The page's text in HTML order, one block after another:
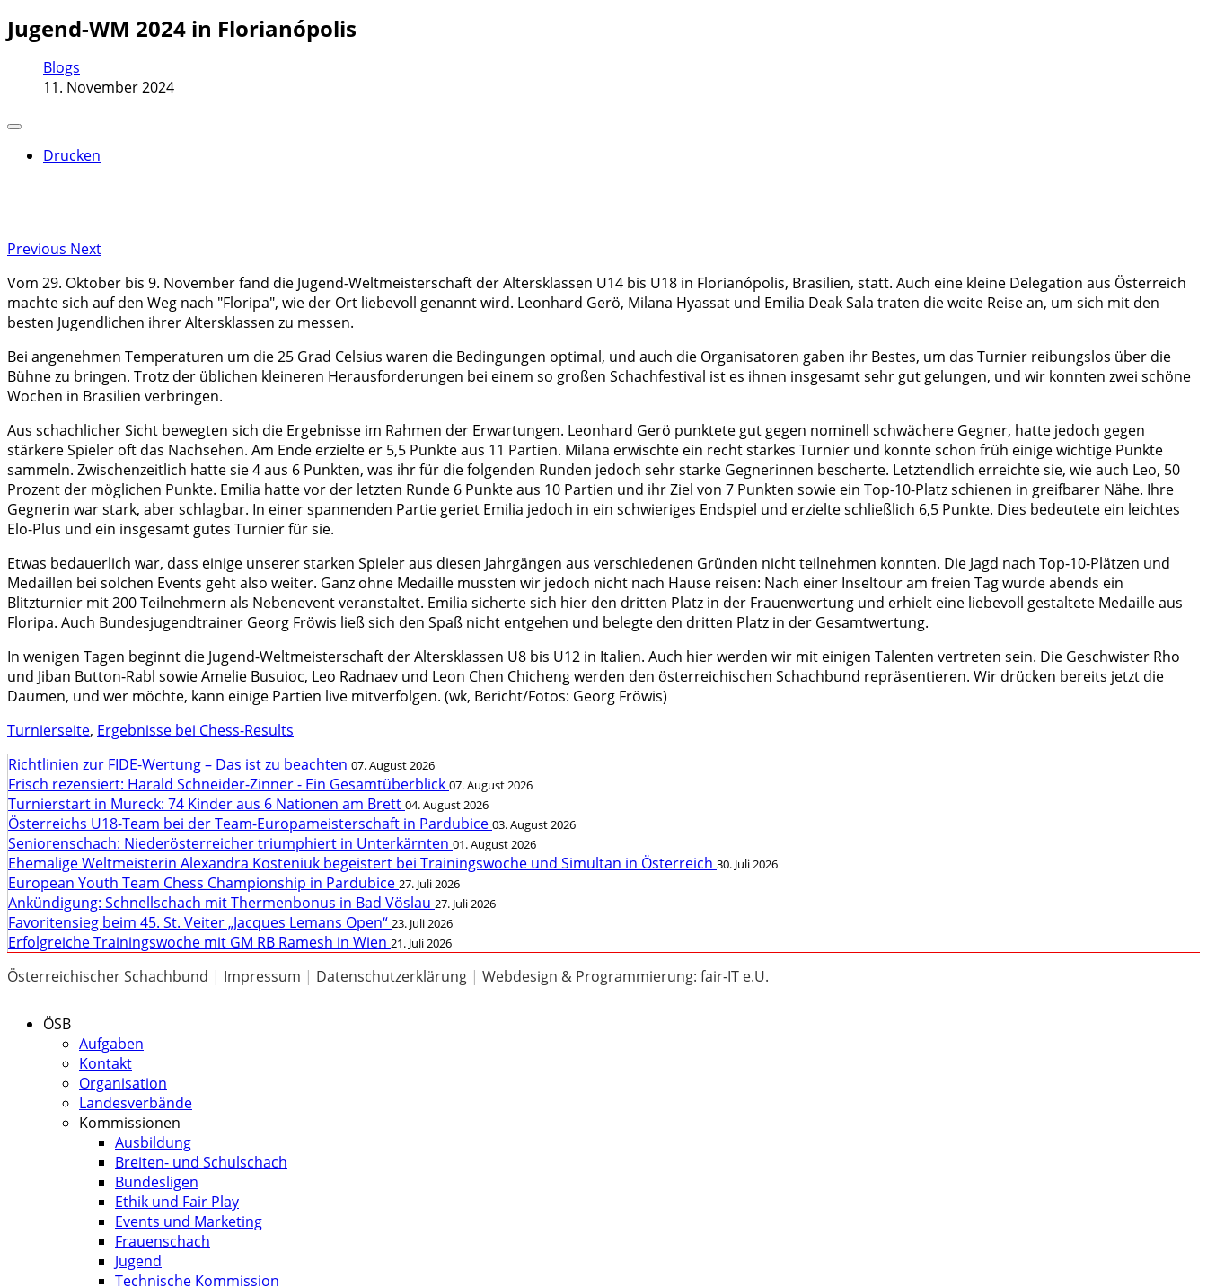
Jugend-WM 2024 in Florianópolis
Blogs
11. November 2024
Drucken
Previous Next
Vom 29. Oktober bis 9. November fand die Jugend-Weltmeisterschaft der Altersklassen U14 bis U18 in Florianópolis, Brasilien, statt. Auch eine kleine Delegation aus Österreich
machte sich auf den Weg nach "Floripa", wie der Ort liebevoll genannt wird. Leonhard Gerö, Milana Hyassat und Emilia Deak Sala traten die weite Reise an, um sich mit den
besten Jugendlichen ihrer Altersklassen zu messen.
Bei angenehmen Temperaturen um die 25 Grad Celsius waren die Bedingungen optimal, und auch die Organisatoren gaben ihr Bestes, um das Turnier reibungslos über die
Bühne zu bringen. Trotz der üblichen kleineren Herausforderungen bei einem so großen Schachfestival ist es ihnen insgesamt sehr gut gelungen, und wir konnten zwei schöne
Wochen in Brasilien verbringen.
Aus schachlicher Sicht bewegten sich die Ergebnisse im Rahmen der Erwartungen. Leonhard Gerö punktete gut gegen nominell schwächere Gegner, hatte jedoch gegen
stärkere Spieler oft das Nachsehen. Am Ende erzielte er 5,5 Punkte aus 11 Partien. Milana erwischte ein recht starkes Turnier und konnte schon früh einige wichtige Punkte
sammeln. Zwischenzeitlich hatte sie 4 aus 6 Punkten, was ihr für die folgenden Runden jedoch sehr starke Gegnerinnen bescherte. Letztendlich erreichte sie, wie auch Leo, 50
Prozent der möglichen Punkte. Emilia hatte vor der letzten Runde 6 Punkte aus 10 Partien und ihr Ziel von 7 Punkten sowie ein Top-10-Platz schienen in greifbarer Nähe. Ihre
Gegnerin war stark, aber schlagbar. In einer spannenden Partie geriet Emilia jedoch in ein schwieriges Endspiel und erzielte schließlich 6,5 Punkte. Dies bedeutete ein leichtes
Elo-Plus und ein insgesamt gutes Turnier für sie.
Etwas bedauerlich war, dass einige unserer starken Spieler aus diesen Jahrgängen aus verschiedenen Gründen nicht teilnehmen konnten. Die Jagd nach Top-10-Plätzen und
Medaillen bei solchen Events geht also weiter. Ganz ohne Medaille mussten wir jedoch nicht nach Hause reisen: Nach einer Inseltour am freien Tag wurde abends ein
Blitzturnier mit 200 Teilnehmern als Nebenevent veranstaltet. Emilia sicherte sich hier den dritten Platz in der Frauenwertung und erhielt eine liebevoll gestaltete Medaille aus
Floripa. Auch Bundesjugendtrainer Georg Fröwis ließ sich den Spaß nicht entgehen und belegte den dritten Platz in der Gesamtwertung.
In wenigen Tagen beginnt die Jugend-Weltmeisterschaft der Altersklassen U8 bis U12 in Italien. Auch hier werden wir mit einigen Talenten vertreten sein. Die Geschwister Rho
und Jiban Button-Rabl sowie Amelie Busuioc, Leo Radnaev und Leon Chen Chicheng werden den österreichischen Schachbund repräsentieren. Wir drücken bereits jetzt die
Daumen, und wer möchte, kann einige Partien live mitverfolgen. (wk, Bericht/Fotos: Georg Fröwis)
Turnierseite, Ergebnisse bei Chess-Results
Richtlinien zur FIDE-Wertung – Das ist zu beachten 07. August 2026
Frisch rezensiert: Harald Schneider-Zinner - Ein Gesamtüberblick 07. August 2026
Turnierstart in Mureck: 74 Kinder aus 6 Nationen am Brett 04. August 2026
Österreichs U18-Team bei der Team-Europameisterschaft in Pardubice 03. August 2026
Seniorenschach: Niederösterreicher triumphiert in Unterkärnten 01. August 2026
Ehemalige Weltmeisterin Alexandra Kosteniuk begeistert bei Trainingswoche und Simultan in Österreich 30. Juli 2026
European Youth Team Chess Championship in Pardubice 27. Juli 2026
Ankündigung: Schnellschach mit Thermenbonus in Bad Vöslau 27. Juli 2026
Favoritensieg beim 45. St. Veiter „Jacques Lemans Open“ 23. Juli 2026
Erfolgreiche Trainingswoche mit GM RB Ramesh in Wien 21. Juli 2026
Österreichischer Schachbund | Impressum | Datenschutzerklärung | Webdesign & Programmierung: fair-IT e.U.
ÖSB
Aufgaben
Kontakt
Organisation
Landesverbände
Kommissionen
Ausbildung
Breiten- und Schulschach
Bundesligen
Ethik und Fair Play
Events und Marketing
Frauenschach
Jugend
Technische Kommission